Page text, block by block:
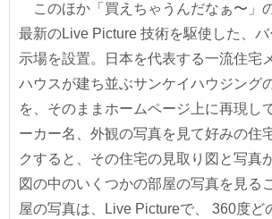
このほか「買えちゃうんだなぁ〜」
最新のLive Picture 技術を駆使した、
示場を設置。日本を代表する一流住宅
ハウスが建ち並ぶサンケイハウジング
を、そのままホームページ上に再現し
ーカー名、外観の写真を見て好みの住
クすると、その住宅の見取り図と写真
図の中のいくつかの部屋の写真を見る
屋の写真は、Live Pictureで、 360度ど